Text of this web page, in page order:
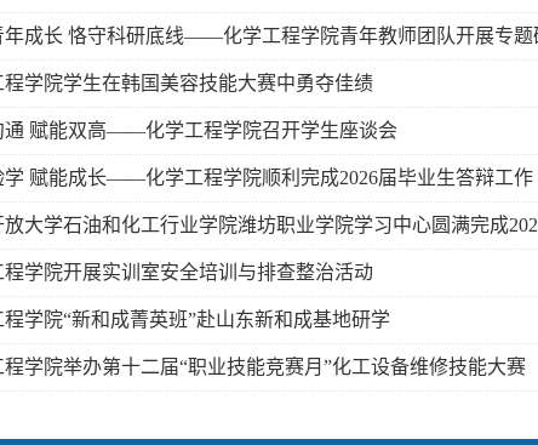
年成长 恪守科研底线——化学工程学院青年教师团队开展专题
程学院学生在韩国美容技能大赛中勇夺佳绩
通 赋能双高——化学工程学院召开学生座谈会
学 赋能成长——化学工程学院顺利完成2026届毕业生答辩工作
放大学石油和化工行业学院潍坊职业学院学习中心圆满完成
程学院开展实训室安全培训与排查整治活动
程学院“新和成菁英班”赴山东新和成基地研学
程学院举办第十二届“职业技能竞赛月”化工设备维修技能大赛